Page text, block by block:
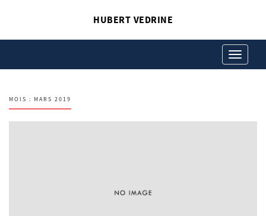
HUBERT VEDRINE
Toggle
navigation
MOIS : MARS 2019